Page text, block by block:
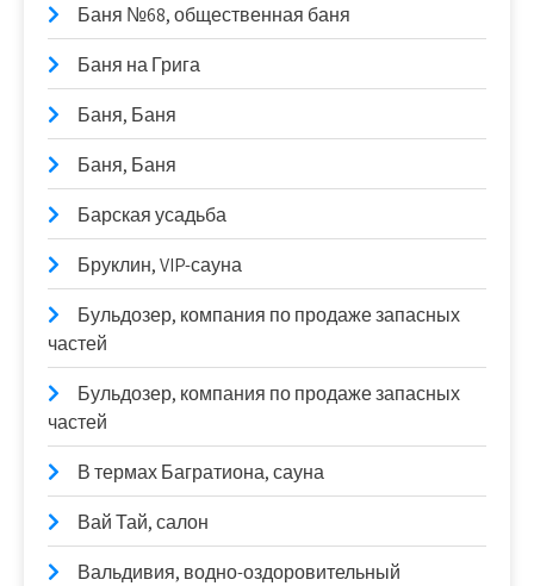
Баня №68, общественная баня
Баня на Грига
Баня, Баня
Баня, Баня
Барская усадьба
Бруклин, VIP-сауна
Бульдозер, компания по продаже запасных
частей
Бульдозер, компания по продаже запасных
частей
В термах Багратиона, сауна
Вай Тай, салон
Вальдивия, водно-оздоровительный